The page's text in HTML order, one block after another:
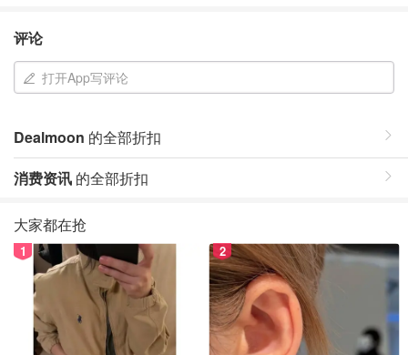
评论
打开App写评论
Dealmoon 的全部折扣
消费资讯 的全部折扣
大家都在抢
1 2